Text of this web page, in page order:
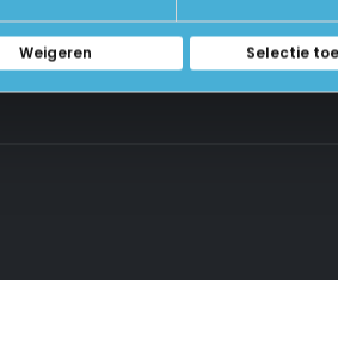
Weigeren Selectie